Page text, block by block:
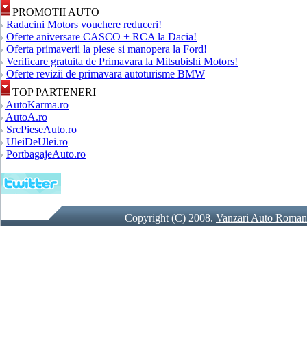
PROMOTII AUTO
Radacini Motors vouchere reduceri!
Oferte aniversare CASCO + RCA la Dacia!
Oferta primaverii la piese si manopera la Ford!
Verificare gratuita de Primavara la Mitsubishi Motors!
Oferte revizii de primavara autoturisme BMW
TOP PARTENERI
AutoKarma.ro
AutoA.ro
SrcPieseAuto.ro
UleiDeUlei.ro
PortbagajeAuto.ro
Copyright (C) 2008.Vanzari Auto